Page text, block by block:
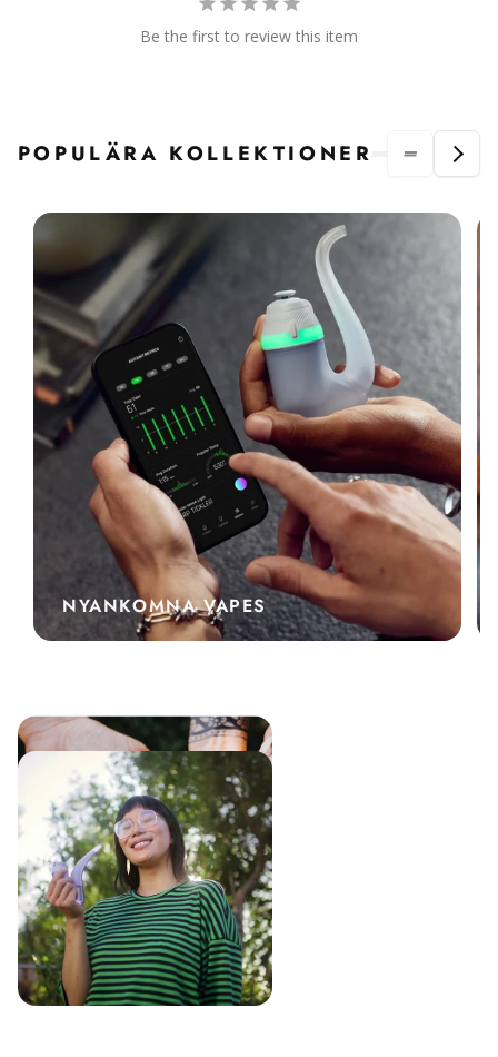
Be the first to review this item
POPULÄRA KOLLEKTIONER
NYANKOMNA VAPES